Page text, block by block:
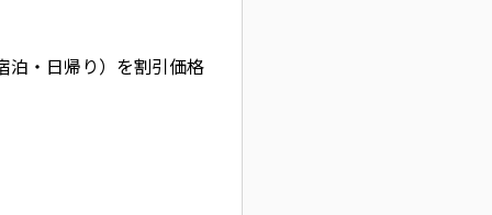
泊・日帰り）を割引価格